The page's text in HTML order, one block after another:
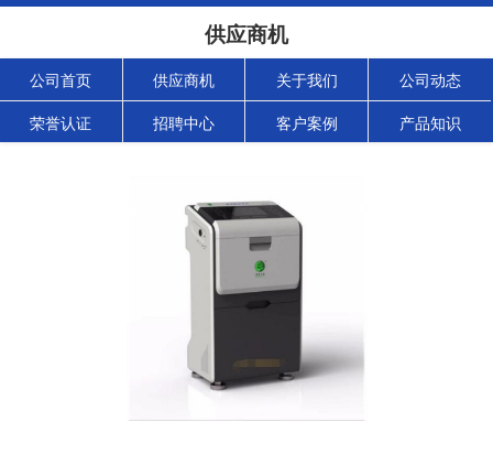
供应商机
公司首页 供应商机 关于我们 公司动态
荣誉认证 招聘中心 客户案例 产品知识